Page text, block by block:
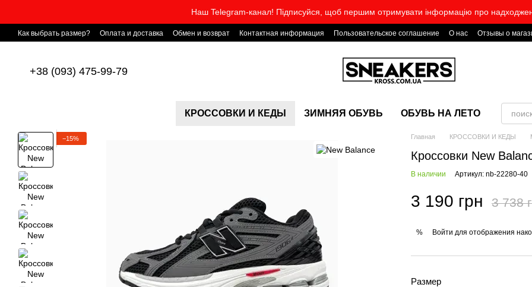
Наш Telegram-канал! Підписуйся, щоб першим отримувати інформацію про
Как выбрать размер? Оплата и доставка Обмен и возврат Контактная информация Пользовательское соглашение О нас Отзывы о
+38 (093) 475-99-79
КРОССОВКИ И КЕДЫ ЗИМНЯЯ ОБУВЬ ОБУВЬ НА ЛЕТО
−15% Главная КРОССОВКИ И КЕДЫ
Кроссовки New
В наличии Артикул: nb-22280-40
3 190 грн 3 738
% Войти для отображения
Размер